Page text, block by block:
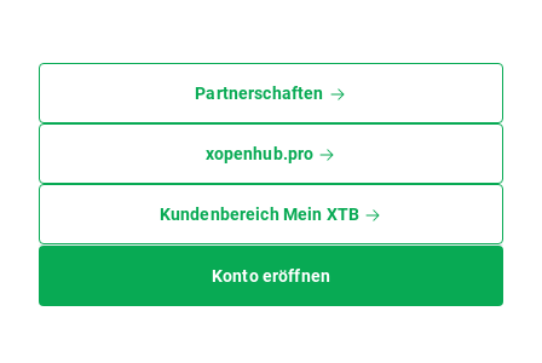
Partnerschaften
xopenhub.pro
Kundenbereich Mein XTB
Konto eröffnen